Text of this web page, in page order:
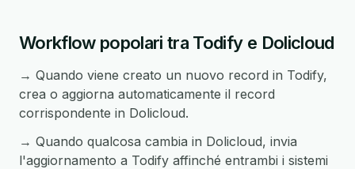
Workflow popolari tra Todify e Dolicloud
→ Quando viene creato un nuovo record in Todify,
crea o aggiorna automaticamente il record
corrispondente in Dolicloud.
→ Quando qualcosa cambia in Dolicloud, invia
l'aggiornamento a Todify affinché entrambi i sistemi